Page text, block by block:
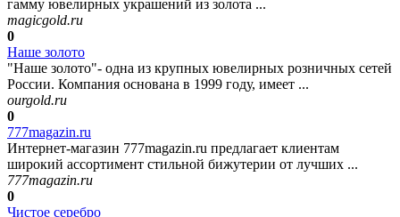
гамму ювелирных украшений из золота ...
magicgold.ru
0
Наше золото
"Наше золото"- одна из крупных ювелирных розничных сетей
России. Компания основана в 1999 году, имеет ...
ourgold.ru
0
777magazin.ru
Интернет-магазин 777magazin.ru предлагает клиентам
широкий ассортимент стильной бижутерии от лучших ...
777magazin.ru
0
Чистое серебро